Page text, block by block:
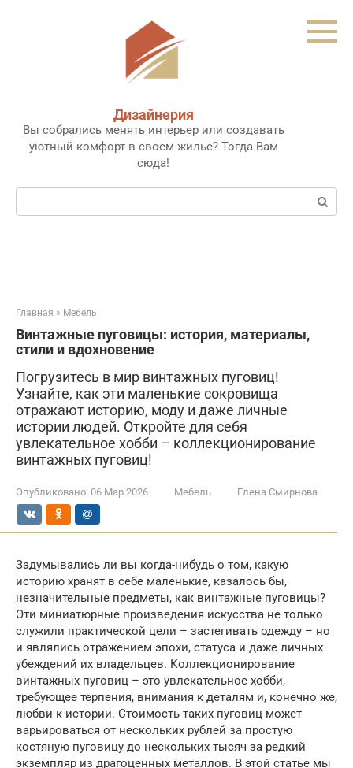
Дизайнерия
Вы собрались менять интерьер или создавать
уютный комфорт в своем жилье? Тогда Вам
сюда!
Поиск:
Главная » Мебель
Винтажные пуговицы: история, материалы,
стили и вдохновение
Погрузитесь в мир винтажных пуговиц!
Узнайте, как эти маленькие сокровища
отражают историю, моду и даже личные
истории людей. Откройте для себя
увлекательное хобби – коллекционирование
винтажных пуговиц!
Опубликовано: 06 Мар 2026 Мебель Елена Смирнова
Задумывались ли вы когда-нибудь о том, какую
историю хранят в себе маленькие, казалось бы,
незначительные предметы, как винтажные пуговицы?
Эти миниатюрные произведения искусства не только
служили практической цели – застегивать одежду – но
и являлись отражением эпохи, статуса и даже личных
убеждений их владельцев. Коллекционирование
винтажных пуговиц – это увлекательное хобби,
требующее терпения, внимания к деталям и, конечно же,
любви к истории. Стоимость таких пуговиц может
варьироваться от нескольких рублей за простую
костяную пуговицу до нескольких тысяч за редкий
экземпляр из драгоценных металлов. В этой статье мы